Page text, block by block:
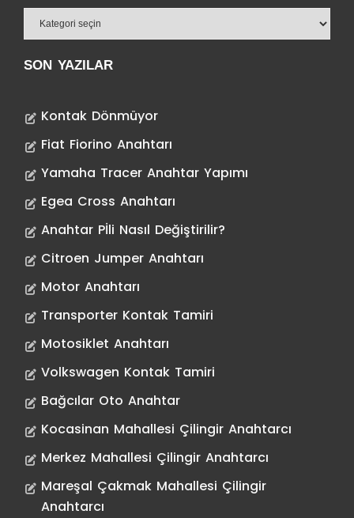
SON YAZILAR
Kontak Dönmüyor
Fiat Fiorino Anahtarı
Yamaha Tracer Anahtar Yapımı
Egea Cross Anahtarı
Anahtar Pİli Nasıl Değiştirilir?
Citroen Jumper Anahtarı
Motor Anahtarı
Transporter Kontak Tamiri
Motosiklet Anahtarı
Volkswagen Kontak Tamiri
Bağcılar Oto Anahtar
Kocasinan Mahallesi Çilingir Anahtarcı
Merkez Mahallesi Çilingir Anahtarcı
Mareşal Çakmak Mahallesi Çilingir
Anahtarcı